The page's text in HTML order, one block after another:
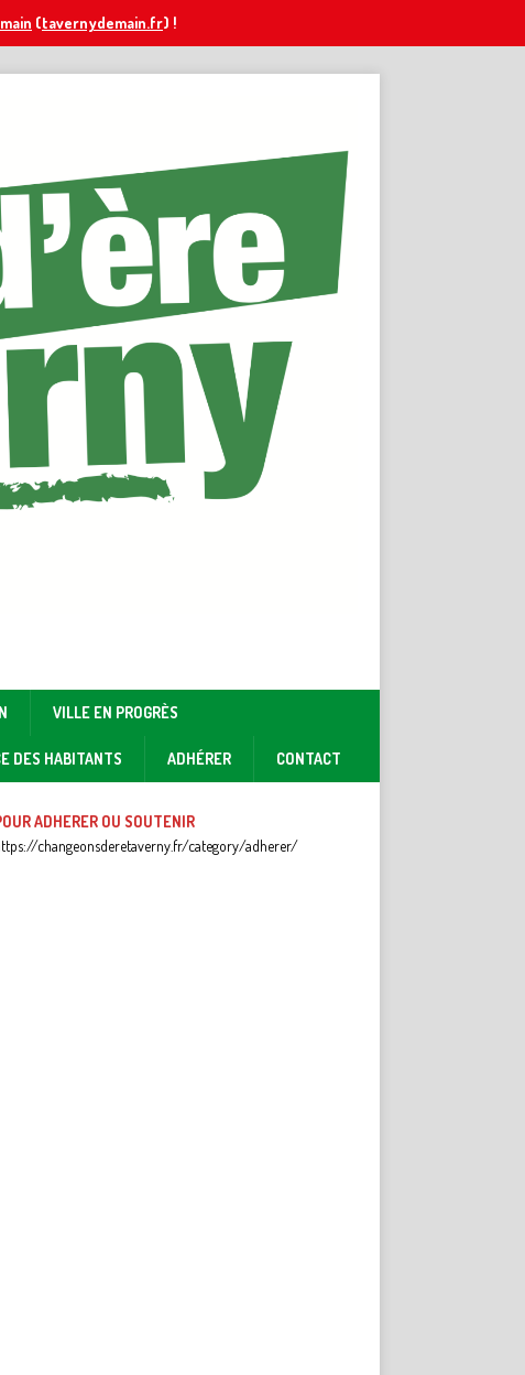
(tavernydemain.fr) !
VILLE EN PROGRÈS
DES HABITANTS ADHÉRER CONTACT
ADHERER OU SOUTENIR
changeonsderetaverny.fr/category/adherer/